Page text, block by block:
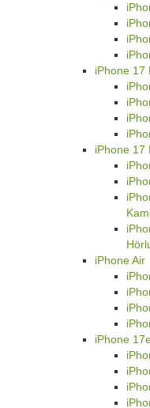
iPhone 17
iPhone 17
iPhone Air
iPhone